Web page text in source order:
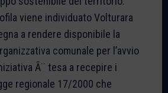
viene individuato Volturara
a rendere disponibile la
comunale per l’avvio
Ã¨ tesa a recepire i
regionale 17/2000 che